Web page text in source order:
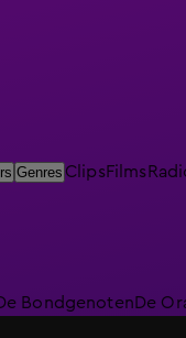
Genres ClipsFilms
BondgenotenDe